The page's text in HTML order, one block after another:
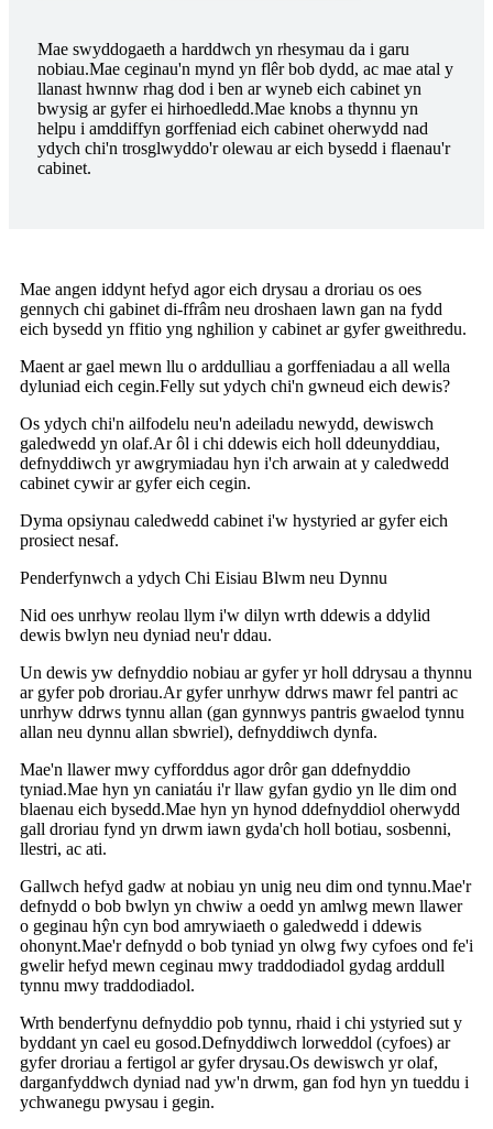
Mae swyddogaeth a harddwch yn rhesymau da i garu
nobiau.Mae ceginau'n mynd yn flêr bob dydd, ac mae atal y
llanast hwnnw rhag dod i ben ar wyneb eich cabinet yn
bwysig ar gyfer ei hirhoedledd.Mae knobs a thynnu yn
helpu i amddiffyn gorffeniad eich cabinet oherwydd nad
ydych chi'n trosglwyddo'r olewau ar eich bysedd i flaenau'r
cabinet.
Mae angen iddynt hefyd agor eich drysau a droriau os oes
gennych chi gabinet di-ffrâm neu droshaen lawn gan na fydd
eich bysedd yn ffitio yng nghilion y cabinet ar gyfer gweithredu.
Maent ar gael mewn llu o arddulliau a gorffeniadau a all wella
dyluniad eich cegin.Felly sut ydych chi'n gwneud eich dewis?
Os ydych chi'n ailfodelu neu'n adeiladu newydd, dewiswch
galedwedd yn olaf.Ar ôl i chi ddewis eich holl ddeunyddiau,
defnyddiwch yr awgrymiadau hyn i'ch arwain at y caledwedd
cabinet cywir ar gyfer eich cegin.
Dyma opsiynau caledwedd cabinet i'w hystyried ar gyfer eich
prosiect nesaf.
Penderfynwch a ydych Chi Eisiau Blwm neu Dynnu
Nid oes unrhyw reolau llym i'w dilyn wrth ddewis a ddylid
dewis bwlyn neu dyniad neu'r ddau.
Un dewis yw defnyddio nobiau ar gyfer yr holl ddrysau a thynnu
ar gyfer pob droriau.Ar gyfer unrhyw ddrws mawr fel pantri ac
unrhyw ddrws tynnu allan (gan gynnwys pantris gwaelod tynnu
allan neu dynnu allan sbwriel), defnyddiwch dynfa.
Mae'n llawer mwy cyfforddus agor drôr gan ddefnyddio
tyniad.Mae hyn yn caniatáu i'r llaw gyfan gydio yn lle dim ond
blaenau eich bysedd.Mae hyn yn hynod ddefnyddiol oherwydd
gall droriau fynd yn drwm iawn gyda'ch holl botiau, sosbenni,
llestri, ac ati.
Gallwch hefyd gadw at nobiau yn unig neu dim ond tynnu.Mae'r
defnydd o bob bwlyn yn chwiw a oedd yn amlwg mewn llawer
o geginau hŷn cyn bod amrywiaeth o galedwedd i ddewis
ohonynt.Mae'r defnydd o bob tyniad yn olwg fwy cyfoes ond fe'i
gwelir hefyd mewn ceginau mwy traddodiadol gydag arddull
tynnu mwy traddodiadol.
Wrth benderfynu defnyddio pob tynnu, rhaid i chi ystyried sut y
byddant yn cael eu gosod.Defnyddiwch lorweddol (cyfoes) ar
gyfer droriau a fertigol ar gyfer drysau.Os dewiswch yr olaf,
darganfyddwch dyniad nad yw'n drwm, gan fod hyn yn tueddu i
ychwanegu pwysau i gegin.